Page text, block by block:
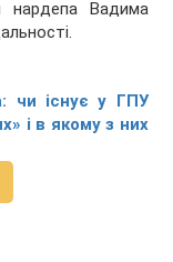
нардепа Вадима
чи існує у ГПУ
і в якому з них